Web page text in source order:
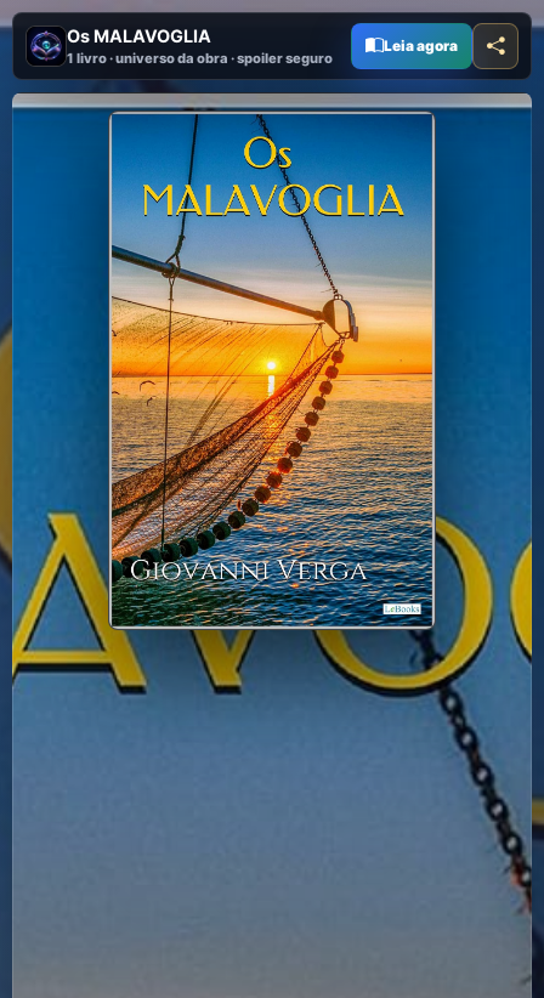
Os MALAVOGLIA
1 livro · universo da obra · spoiler seguro
Leia agora